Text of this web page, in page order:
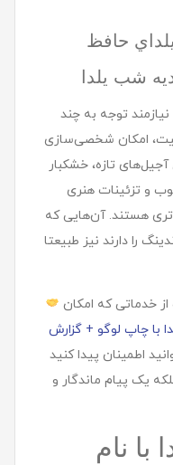
حافظ
شب یلدا
توجه به چند
امکان شخصی‌سازی
تازه، خشکبار
و تزئینات هنری
هستند. آن‌هایی که
را دارند نیز طبیعتا
از خدماتی که امکان
با چاپ لوگو + گزارش
اطمینان پیدا کنید
یک پیام ماندگار و
نام